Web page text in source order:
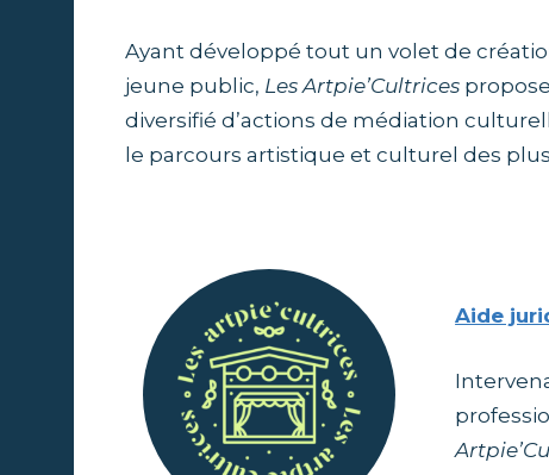
p
i
e
u
t
Ayant développé tout un volet de
jeune public, Les Artpie’Cultrices
diversifié d’actions de médiation
le parcours artistique et culturel des
Aide